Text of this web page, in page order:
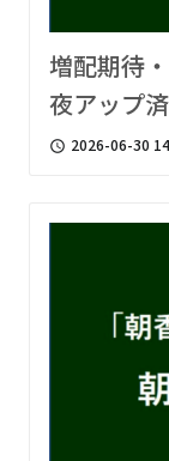
増配期待
夜アップ済
access_time 2026-06-30